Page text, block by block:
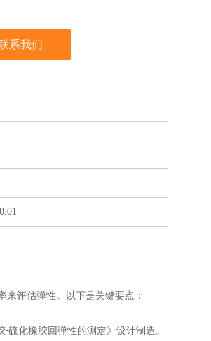
系我们
评估弹性。以下是关键要点：
-硫化橡胶回弹性的测定》设计制造。